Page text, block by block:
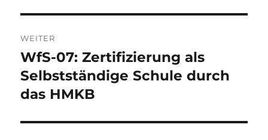
:WEITER
Nächster
Beitrag:
WfS-07: Zertifizierung als
Selbstständige Schule durch
das HMKB